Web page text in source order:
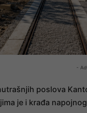
-
poslova
je i krađa